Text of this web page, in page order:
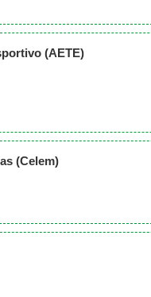
(AETE)
(Celem)